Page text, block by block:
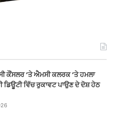
ਕੌਂਸਲਰ ‘ਤੇ ਐਮਸੀ ਕਲਰਕ ‘ਤੇ ਹਮਲਾ
ਡਿਊਟੀ ਵਿੱਚ ਰੁਕਾਵਟ ਪਾਉਣ ਦੇ ਦੋਸ਼ ਹੇਠ